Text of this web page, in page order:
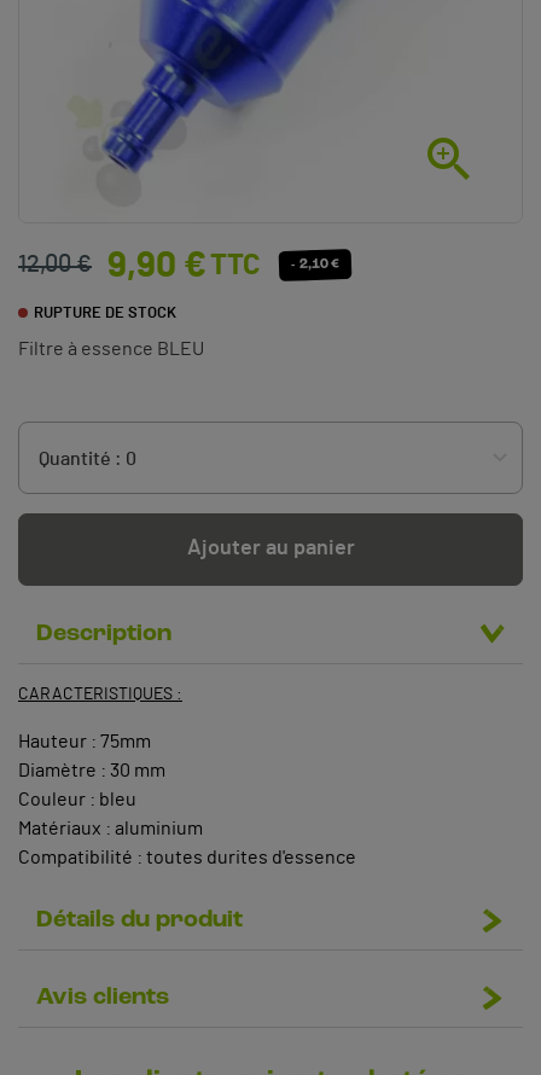

12,00 € 9,90 €TTC - 2,10 €
RUPTURE DE STOCK
Filtre à essence BLEU
Ajouter au panier
Description
CARACTERISTIQUES :
Hauteur : 75mm
Diamètre : 30 mm
Couleur : bleu
Matériaux : aluminium
Compatibilité : toutes durites d'essence
Détails du produit
Avis clients